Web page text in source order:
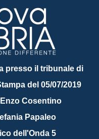
presso il tribunale di
del 05/07/2019
Cosentino
Papaleo
dell'Onda 5